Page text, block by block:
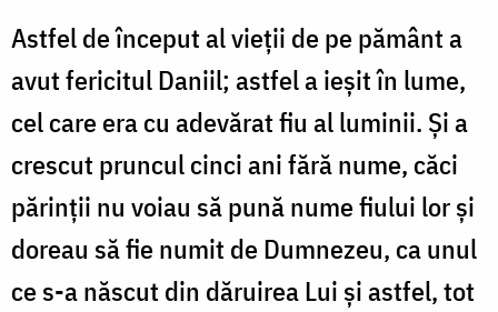
Astfel de început al vieții de pe pământ a
avut fericitul Daniil; astfel a ieșit în lume,
cel care era cu adevărat fiu al luminii. Și a
crescut pruncul cinci ani fără nume, căci
părinții nu voiau să pună nume fiului lor și
doreau să fie numit de Dumnezeu, ca unul
ce s-a născut din dăruirea Lui și astfel, tot